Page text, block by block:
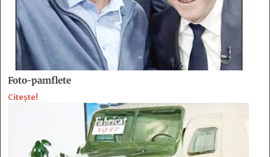
Foto-pamflete
Citește!